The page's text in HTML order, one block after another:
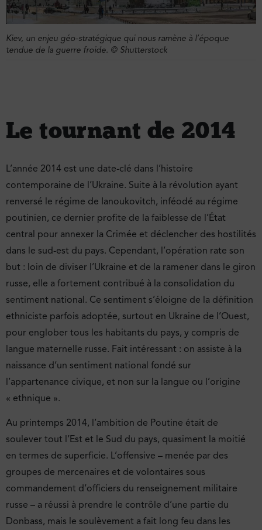
Kiev, un enjeu géo-stratégique qui nous ramène à l’époque
tendue de la guerre froide. © Shutterstock
Le tournant de 2014
L’année 2014 est une date-clé dans l’histoire
contemporaine de l’Ukraine. Suite à la révolution ayant
renversé le régime de Ianoukovitch, inféodé au régime
poutinien, ce dernier profite de la faiblesse de l’État
central pour annexer la Crimée et déclencher des hostilités
dans le sud-est du pays. Cependant, l’opération rate son
but : loin de diviser l’Ukraine et de la ramener dans le giron
russe, elle a fortement contribué à la consolidation du
sentiment national. Ce sentiment s’éloigne de la définition
ethniciste parfois adoptée, surtout en Ukraine de l’Ouest,
pour englober tous les habitants du pays, y compris de
langue maternelle russe. Fait intéressant : on assiste à la
naissance d’un sentiment national fondé sur
l’appartenance civique, et non sur la langue ou l’origine
« ethnique ».
Au printemps 2014, l’ambition de Poutine était de
soulever tout l’Est et le Sud du pays, quasiment la moitié
en termes de superficie. L’offensive – menée par des
groupes de mercenaires et de volontaires sous
commandement d’officiers du renseignement militaire
russe – a réussi à prendre le contrôle d’une partie du
Donbass, mais le soulèvement a fait long feu dans les